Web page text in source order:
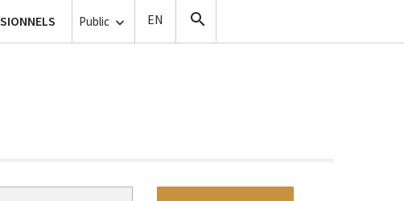
et Prise de vue
Public
Copistes